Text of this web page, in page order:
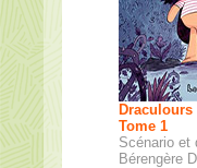
Draculours
Tome 1
Scénario et
Bérengère